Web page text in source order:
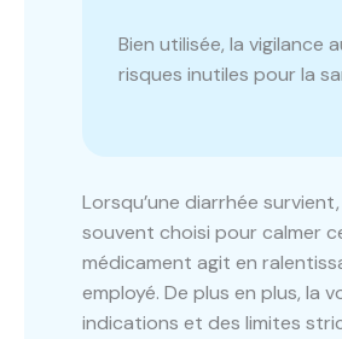
Bien utilisée, la vigilance
risques inutiles pour la
Lorsqu’une diarrhée
souvent choisi pour calmer
médicament agit en
employé. De plus en plus,
indications et des limites